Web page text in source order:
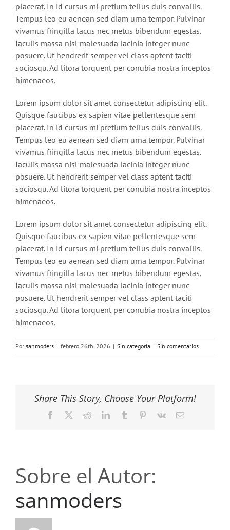
placerat. In id cursus mi pretium tellus duis convallis.
Tempus leo eu aenean sed diam urna tempor. Pulvinar
vivamus fringilla lacus nec metus bibendum egestas.
Iaculis massa nisl malesuada lacinia integer nunc
posuere. Ut hendrerit semper vel class aptent taciti
sociosqu. Ad litora torquent per conubia nostra inceptos
himenaeos.
Lorem ipsum dolor sit amet consectetur adipiscing elit.
Quisque faucibus ex sapien vitae pellentesque sem
placerat. In id cursus mi pretium tellus duis convallis.
Tempus leo eu aenean sed diam urna tempor. Pulvinar
vivamus fringilla lacus nec metus bibendum egestas.
Iaculis massa nisl malesuada lacinia integer nunc
posuere. Ut hendrerit semper vel class aptent taciti
sociosqu. Ad litora torquent per conubia nostra inceptos
himenaeos.
Lorem ipsum dolor sit amet consectetur adipiscing elit.
Quisque faucibus ex sapien vitae pellentesque sem
placerat. In id cursus mi pretium tellus duis convallis.
Tempus leo eu aenean sed diam urna tempor. Pulvinar
vivamus fringilla lacus nec metus bibendum egestas.
Iaculis massa nisl malesuada lacinia integer nunc
posuere. Ut hendrerit semper vel class aptent taciti
sociosqu. Ad litora torquent per conubia nostra inceptos
himenaeos.
Por sanmoders | febrero 26th, 2026 | Sin categoría | Sin comentarios
Share This Story, Choose Your Platform!
Facebook RedditLinkedInTumblr Pinterest
Vk
Correo
Sobre el Autor:
sanmoders